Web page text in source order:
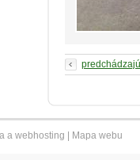
a webhosting | Mapa webu